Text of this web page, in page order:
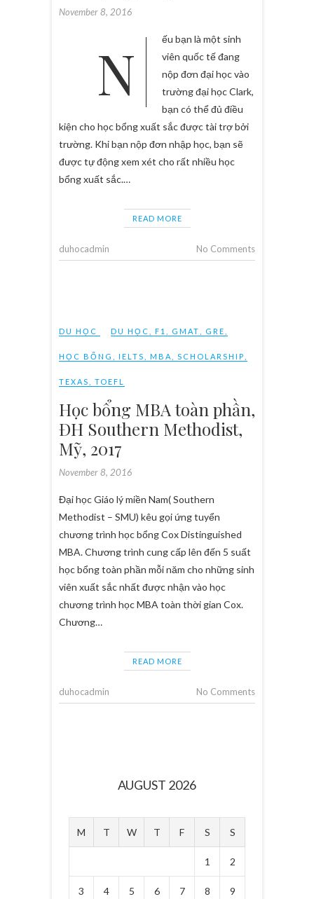
November 8, 2016
Nếu bạn là một sinh
viên quốc tế đang
nộp đơn đại học vào
trường đại học Clark,
bạn có thể đủ điều
kiện cho học bổng xuất sắc được tài trợ bởi
trường. Khi bạn nộp đơn nhập học, bạn sẽ
được tự động xem xét cho rất nhiều học
bổng xuất sắc.…
READ MORE
duhocadmin No Comments
DU HỌC DU HỌC F1 GMAT GRE
HỌC BỔNG IELTS MBA SCHOLARSHIP
TEXAS TOEFL
Học bổng MBA toàn phần,
ĐH Southern Methodist,
Mỹ, 2017
November 8, 2016
Đại học Giáo lý miền Nam( Southern
Methodist – SMU) kêu gọi ứng tuyển
chương trình học bổng Cox Distinguished
MBA. Chương trình cung cấp lên đến 5 suất
học bổng toàn phần mỗi năm cho những sinh
viên xuất sắc nhất được nhận vào học
chương trình học MBA toàn thời gian Cox.
Chương…
READ MORE
duhocadmin No Comments
AUGUST 2026
M T W T F S S
1 2
3 4 5 6 7 8 9